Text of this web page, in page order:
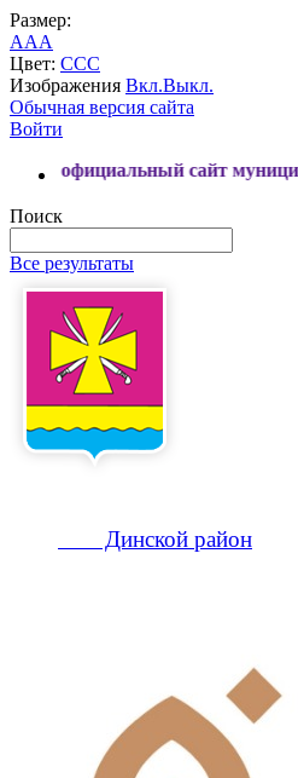
Размер:
AAA
Цвет: CCC
Изображения Вкл.Выкл.
Обычная версия сайта
Войти
муниципального
Поиск
Все результаты
Динской район